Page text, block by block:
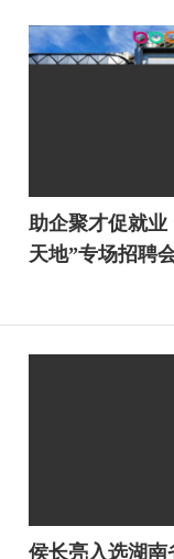
助企聚才促就业
天地”专场招聘
侯长亮入选湖南